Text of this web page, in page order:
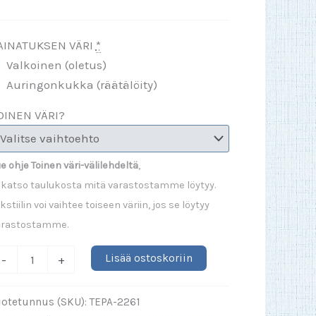
VÄRI *
Valkoinen (oletus)
Auringonkukka (räätälöity)
VÄRI?
ohje Toinen väri-välilehdeltä,
katso taulukosta mitä varastostamme löytyy.
voi vaihtee toiseen väriin, jos se löytyy
- + Lisää ostoskoriin
(SKU):TEPA-2261